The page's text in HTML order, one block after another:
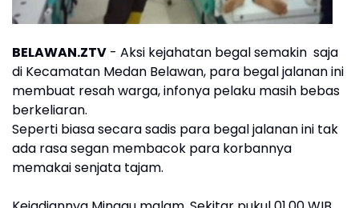
BELAWAN.ZTV - Aksi kejahatan begal semakin saja
di Kecamatan Medan Belawan, para begal jalanan ini
membuat resah warga, infonya pelaku masih bebas
berkeliaran.
Seperti biasa secara sadis para begal jalanan ini tak
ada rasa segan membacok para korbannya
memakai senjata tajam.